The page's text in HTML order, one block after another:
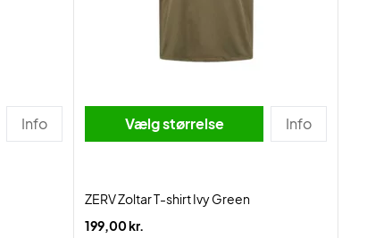
Info Vælg størrelse Info
ZERV Zoltar T-shirt Ivy Green
199,00 kr.